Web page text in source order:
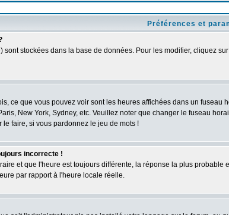
Préférences et
sont stockées dans la base de données. Pour les modifier, cliquez
ce que vous pouvez voir sont les heures affichées dans un
New York, Sydney, etc. Veuillez noter que changer le fuseau
faire, si vous pardonnez le jeu de mots !
incorrecte !
et que l'heure est toujours différente, la réponse la plus
par rapport à l'heure locale réelle.